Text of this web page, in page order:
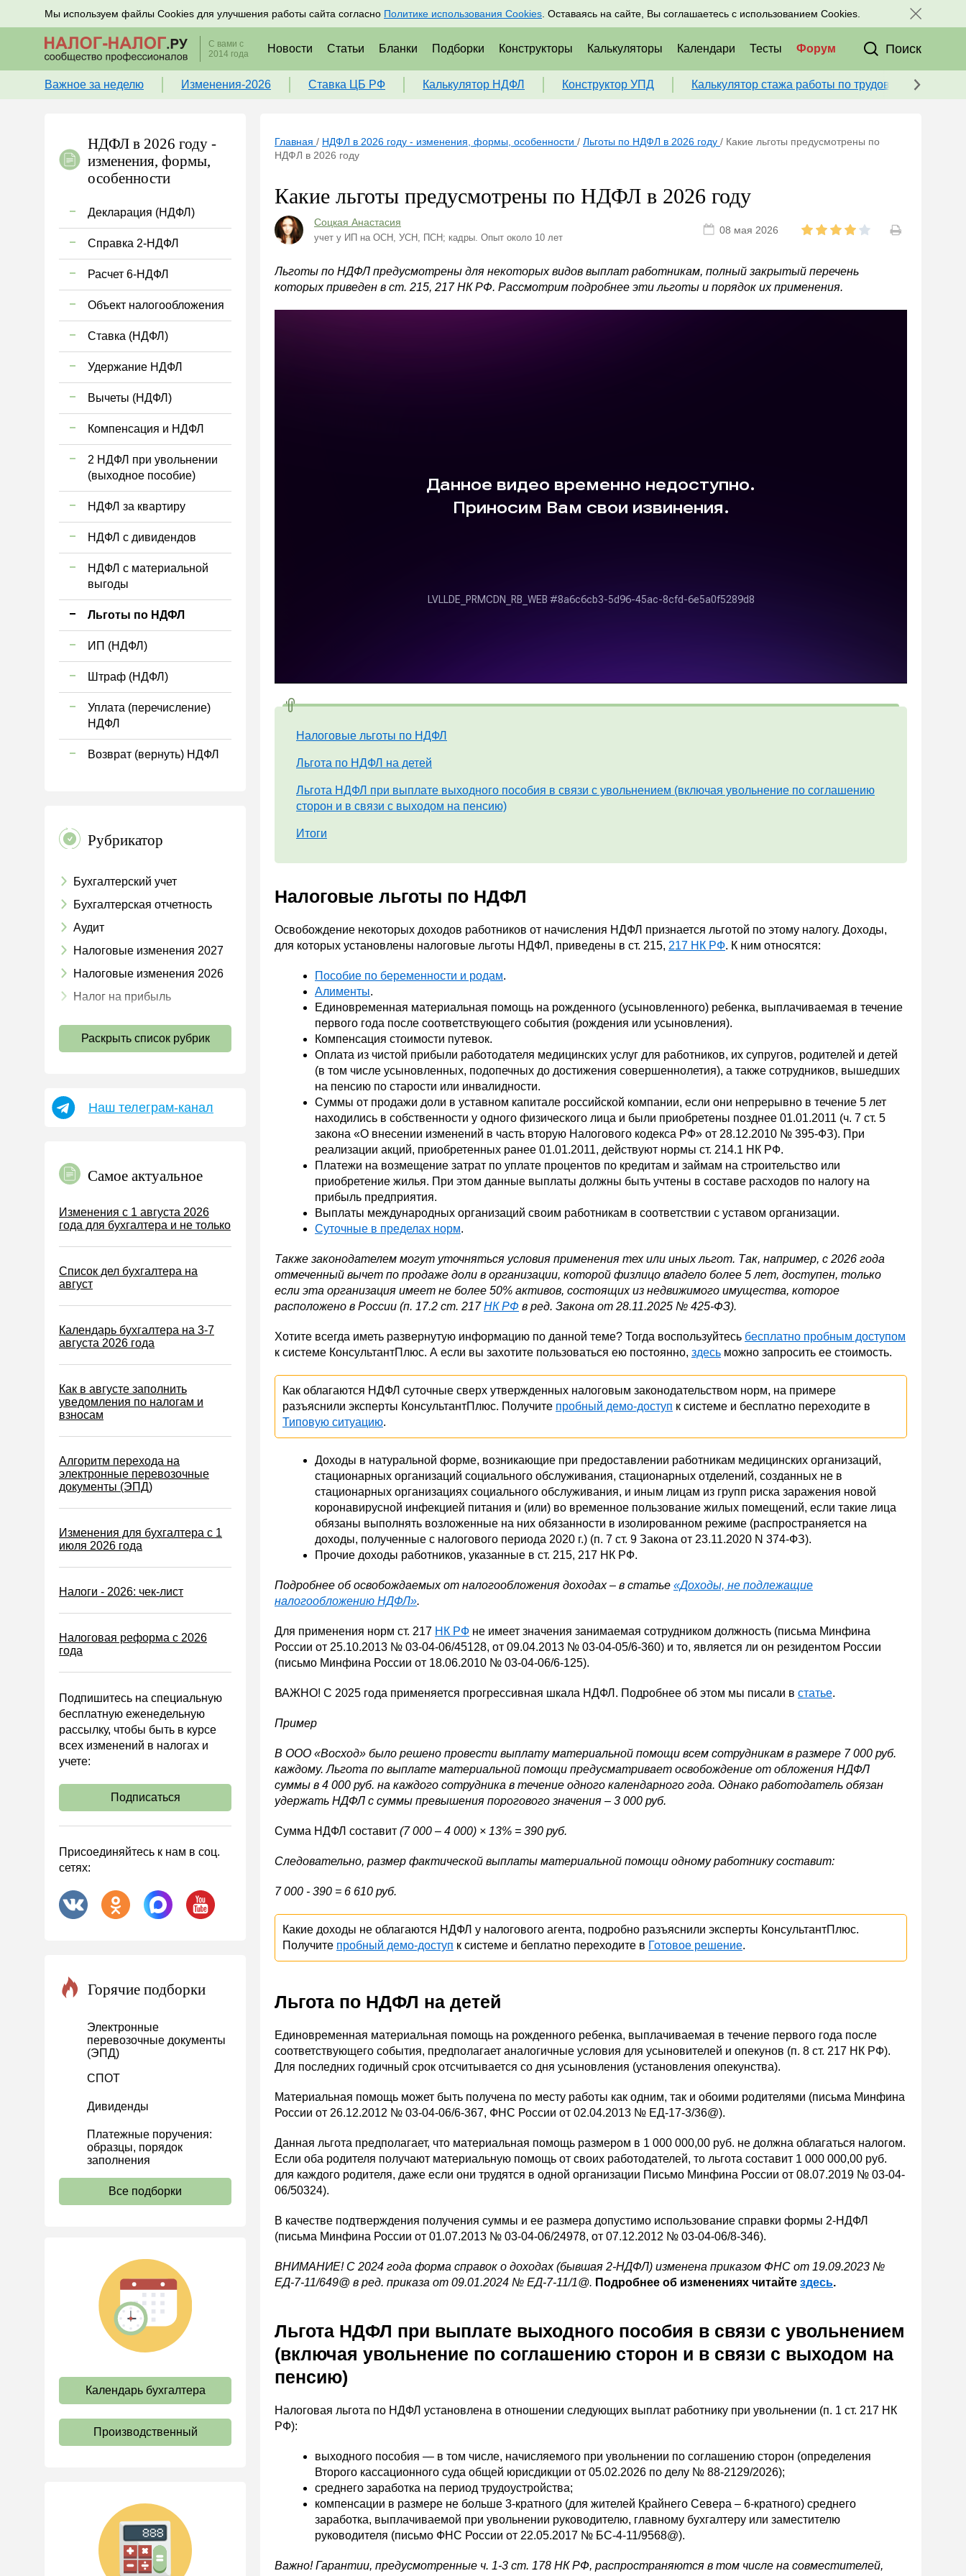
Мы используем файлы Cookies для улучшения работы сайта согласно Политике использования Cookies . Оставаясь на сайте, Вы соглашаетесь с использованием Cookies.
Подписывайтесь на новости по налогам, учету и кадрам Подписаться Присоединяйтесь к нам в соц. сетях:
С вами с
2014 года
Новости Статьи Бланки Подборки Конструкторы Калькуляторы Календари Тесты Форум Поиск
Важное за неделю Изменения-2026 Ставка ЦБ РФ Калькулятор НДФЛ Конструктор УПД Калькулятор стажа работы по трудовой книжке
НДФЛ в 2026 году -
изменения, формы,
особенности
Декларация (НДФЛ)
Справка 2-НДФЛ
Расчет 6-НДФЛ
Объект налогообложения
Ставка (НДФЛ)
Удержание НДФЛ
Вычеты (НДФЛ)
Компенсация и НДФЛ
2 НДФЛ при увольнении
(выходное пособие)
НДФЛ за квартиру
НДФЛ с дивидендов
НДФЛ с материальной
выгоды
Льготы по НДФЛ
ИП (НДФЛ)
Штраф (НДФЛ)
Уплата (перечисление)
НДФЛ
Возврат (вернуть) НДФЛ
Рубрикатор
Бухгалтерский учет
Бухгалтерская отчетность
Аудит
Налоговые изменения 2027
Налоговые изменения 2026
Налог на прибыль
Страховые взносы 2026
УСН
Земельный налог
Налог на рекламу
Торговый сбор
Туристический налог
Водный налог
Экологический налог
Налог на игорный бизнес
Акцизы
Уплата налогов (взносов)
Возврат и зачет налогов
Налоговые проверки
Самозанятые
Банк
Онлайн-кассы ККТ ККМ
Блокировка счета
МСФО
деятельности (АХД)
Охрана труда и аттестация
Охрана труда
Валютные операции
Налоговая система РФ
Налоговое планирование
Договоры
АО
Проекты
Банк касса
Расчеты
Учет МПЗ
Зарплаты и кадры
Основы трудового
Прием на работу и переводы
Коллективный договор и
локальные акты
Рабочее время и режим
труда
Отпуск и время отдыха
Ответственность и
взыскания
Пенсии
должностные инструкции
Трудовые книжки
Кадровые документы и
образцы
Раскрыть список рубрик
Наш телеграм-канал
Самое актуальное
Изменения с 1 августа 2026
года для бухгалтера и не только
Список дел бухгалтера на
август
Календарь бухгалтера на 3-7
августа 2026 года
Как в августе заполнить
уведомления по налогам и
взносам
Алгоритм перехода на
электронные перевозочные
документы (ЭПД)
Изменения для бухгалтера с 1
июля 2026 года
Налоги - 2026: чек-лист
Налоговая реформа с 2026
года
Подпишитесь на специальную
бесплатную еженедельную
рассылку, чтобы быть в курсе
всех изменений в налогах и
учете:
Подписаться
Присоединяйтесь к нам в соц.
сетях:
Горячие подборки
Электронные
перевозочные документы
(ЭПД)
СПОТ
Дивиденды
Платежные поручения:
образцы, порядок
заполнения
Все подборки
Календарь бухгалтера
Производственный
Главная / НДФЛ в 2026 году - изменения, формы, особенности / Льготы по НДФЛ в 2026 году / Какие льготы предусмотрены по
НДФЛ в 2026 году
Какие льготы предусмотрены по НДФЛ в 2026 году
Соцкая Анастасия
учет у ИП на ОСН, УСН, ПСН; кадры. Опыт около 10 лет
08 мая 2026
Льготы по НДФЛ предусмотрены для некоторых видов выплат работникам, полный закрытый перечень
которых приведен в ст. 215, 217 НК РФ. Рассмотрим подробнее эти льготы и порядок их применения.
Налоговые льготы по НДФЛ
Льгота по НДФЛ на детей
Льгота НДФЛ при выплате выходного пособия в связи с увольнением (включая увольнение по соглашению
сторон и в связи с выходом на пенсию)
Итоги
Налоговые льготы по НДФЛ
Освобождение некоторых доходов работников от начисления НДФЛ признается льготой по этому налогу. Доходы,
для которых установлены налоговые льготы НДФЛ, приведены в ст. 215, 217 НК РФ. К ним относятся:
Пособие по беременности и родам.
Алименты.
Единовременная материальная помощь на рожденного (усыновленного) ребенка, выплачиваемая в течение
первого года после соответствующего события (рождения или усыновления).
Компенсация стоимости путевок.
Оплата из чистой прибыли работодателя медицинских услуг для работников, их супругов, родителей и детей
(в том числе усыновленных, подопечных до достижения совершеннолетия), а также сотрудников, вышедших
на пенсию по старости или инвалидности.
Суммы от продажи доли в уставном капитале российской компании, если они непрерывно в течение 5 лет
находились в собственности у одного физического лица и были приобретены позднее 01.01.2011 (ч. 7 ст. 5
закона «О внесении изменений в часть вторую Налогового кодекса РФ» от 28.12.2010 № 395-ФЗ). При
реализации акций, приобретенных ранее 01.01.2011, действуют нормы ст. 214.1 НК РФ.
Платежи на возмещение затрат по уплате процентов по кредитам и займам на строительство или
приобретение жилья. При этом данные выплаты должны быть учтены в составе расходов по налогу на
прибыль предприятия.
Выплаты международных организаций своим работникам в соответствии с уставом организации.
Суточные в пределах норм.
Также законодателем могут уточняться условия применения тех или иных льгот. Так, например, с 2026 года
отмеченный вычет по продаже доли в организации, которой физлицо владело более 5 лет, доступен, только
если эта организация имеет не более 50% активов, состоящих из недвижимого имущества, которое
расположено в России (п. 17.2 ст. 217НК РФ в ред. Закона от 28.11.2025 № 425-ФЗ).
Хотите всегда иметь развернутую информацию по данной теме? Тогда воспользуйтесь бесплатно пробным доступом
к системе КонсультантПлюс. А если вы захотите пользоваться ею постоянно, здесь можно запросить ее стоимость.
Как облагаются НДФЛ суточные сверх утвержденных налоговым законодательством норм, на примере
разъяснили эксперты КонсультантПлюс. Получите пробный демо-доступ к системе и бесплатно переходите в
Типовую ситуацию.
Доходы в натуральной форме, возникающие при предоставлении работникам медицинских организаций,
стационарных организаций социального обслуживания, стационарных отделений, созданных не в
стационарных организациях социального обслуживания, и иным лицам из групп риска заражения новой
коронавирусной инфекцией питания и (или) во временное пользование жилых помещений, если такие лица
обязаны выполнять возложенные на них обязанности в изолированном режиме (распространяется на
доходы, полученные с налогового периода 2020 г.) (п. 7 ст. 9 Закона от 23.11.2020 N 374-ФЗ).
Прочие доходы работников, указанные в ст. 215, 217 НК РФ.
Подробнее об освобождаемых от налогообложения доходах – в статье «Доходы, не подлежащие
налогообложению НДФЛ».
Для применения норм ст. 217 НК РФ не имеет значения занимаемая сотрудником должность (письма Минфина
России от 25.10.2013 № 03-04-06/45128, от 09.04.2013 № 03-04-05/6-360) и то, является ли он резидентом России
(письмо Минфина России от 18.06.2010 № 03-04-06/6-125).
ВАЖНО! С 2025 года применяется прогрессивная шкала НДФЛ. Подробнее об этом мы писали в статье.
Пример
В ООО «Восход» было решено провести выплату материальной помощи всем сотрудникам в размере 7 000 руб.
каждому. Льгота по выплате материальной помощи предусматривает освобождение от обложения НДФЛ
суммы в 4 000 руб. на каждого сотрудника в течение одного календарного года. Однако работодатель обязан
удержать НДФЛ с суммы превышения порогового значения – 3 000 руб.
Сумма НДФЛ составит (7 000 – 4 000) × 13% = 390 руб.
Следовательно, размер фактической выплаты материальной помощи одному работнику составит:
7 000 - 390 = 6 610 руб.
Какие доходы не облагаются НДФЛ у налогового агента, подробно разъяснили эксперты КонсультантПлюс.
Получите пробный демо-доступ к системе и беплатно переходите в Готовое решение.
Льгота по НДФЛ на детей
Единовременная материальная помощь на рожденного ребенка, выплачиваемая в течение первого года после
соответствующего события, предполагает аналогичные условия для усыновителей и опекунов (п. 8 ст. 217 НК РФ).
Для последних годичный срок отсчитывается со дня усыновления (установления опекунства).
Материальная помощь может быть получена по месту работы как одним, так и обоими родителями (письма Минфина
России от 26.12.2012 № 03-04-06/6-367, ФНС России от 02.04.2013 № ЕД-17-3/36@).
Данная льгота предполагает, что материальная помощь размером в 1 000 000,00 руб. не должна облагаться налогом.
Если оба родителя получают материальную помощь от своих работодателей, то льгота составит 1 000 000,00 руб.
для каждого родителя, даже если они трудятся в одной организации Письмо Минфина России от 08.07.2019 № 03-04-
06/50324).
В качестве подтверждения получения суммы и ее размера допустимо использование справки формы 2-НДФЛ
(письма Минфина России от 01.07.2013 № 03-04-06/24978, от 07.12.2012 № 03-04-06/8-346).
ВНИМАНИЕ! С 2024 года форма справок о доходах (бывшая 2-НДФЛ) изменена приказом ФНС от 19.09.2023 №
ЕД-7-11/649@ в ред. приказа от 09.01.2024 № ЕД-7-11/1@. Подробнее об изменениях читайте здесь.
Льгота НДФЛ при выплате выходного пособия в связи с увольнением
(включая увольнение по соглашению сторон и в связи с выходом на
пенсию)
Налоговая льгота по НДФЛ установлена в отношении следующих выплат работнику при увольнении (п. 1 ст. 217 НК
РФ):
выходного пособия — в том числе, начисляемого при увольнении по соглашению сторон (определения
Второго кассационного суда общей юрисдикции от 05.02.2026 по делу № 88-2129/2026);
среднего заработка на период трудоустройства;
компенсации в размере не больше 3-кратного (для жителей Крайнего Севера – 6-кратного) среднего
заработка, выплачиваемой при увольнении руководителю, главному бухгалтеру или заместителю
руководителя (письмо ФНС России от 22.05.2017 № БС-4-11/9568@).
Важно! Гарантии, предусмотренные ч. 1-3 ст. 178 НК РФ, распространяются в том числе на совместителей,